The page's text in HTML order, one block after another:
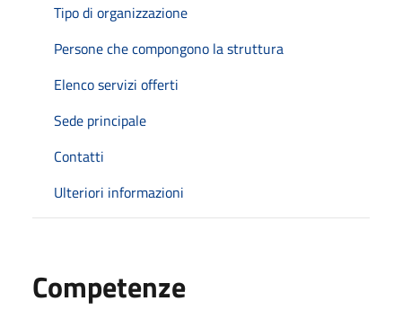
Tipo di organizzazione
Persone che compongono la struttura
Elenco servizi offerti
Sede principale
Contatti
Ulteriori informazioni
Competenze